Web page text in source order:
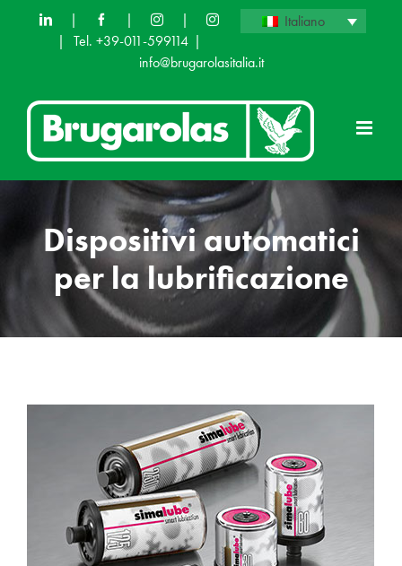
Italiano
| |
|
|
Tel. +39-011-599114 |
info@brugarolasitalia.it
Dispositivi automatici
per la lubrificazione